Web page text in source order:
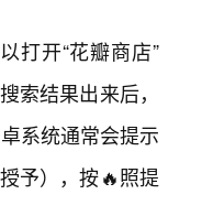
打开“花瓣商店”
索结果出来后，
系统通常会提示
予），按🔥照提